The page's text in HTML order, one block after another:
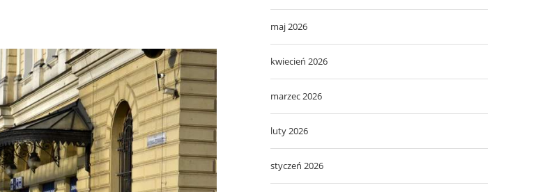
maj 2026
kwiecień 2026
marzec 2026
luty 2026
styczeń 2026